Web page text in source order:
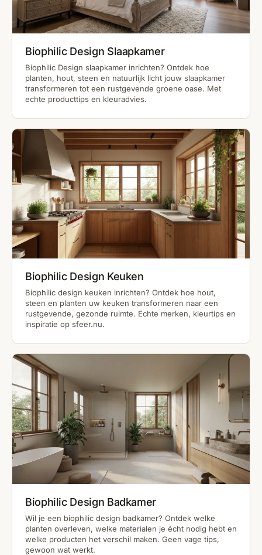
Biophilic Design Slaapkamer
Biophilic Design slaapkamer inrichten? Ontdek hoe
planten, hout, steen en natuurlijk licht jouw slaapkamer
transformeren tot een rustgevende groene oase. Met
echte producttips en kleuradvies.
Biophilic Design Keuken
Biophilic design keuken inrichten? Ontdek hoe hout,
steen en planten uw keuken transformeren naar een
rustgevende, gezonde ruimte. Echte merken, kleurtips en
inspiratie op sfeer.nu.
Biophilic Design Badkamer
Wil je een biophilic design badkamer? Ontdek welke
planten overleven, welke materialen je écht nodig hebt en
welke producten het verschil maken. Geen vage tips,
gewoon wat werkt.